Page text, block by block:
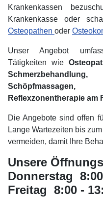
Krankenkassen
Krankenkasse oder
Osteopathen oder
Unser Angebot
Tätigkeiten wie
Reflexzonentherapie am
Die Angebote sind offen
Lange Wartezeiten bis
vermeiden, damit Ihre
Unsere
Donnerstag
Freitag 8:00 -